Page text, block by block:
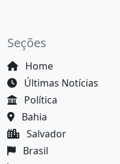
Seções
Home
Últimas Notícias
Política
Bahia
Salvador
Brasil